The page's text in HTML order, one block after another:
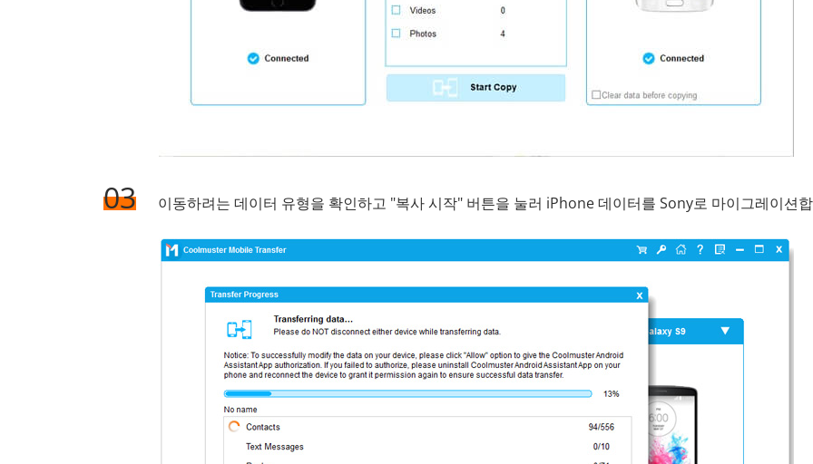
03 이동하려는 데이터 유형을 확인하고 "복사 시작" 버튼을 눌러 iPhone 데이터를 Sony로 마이그레이션